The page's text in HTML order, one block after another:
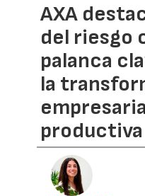
AXA
del riesgo
palanca
la
productiva